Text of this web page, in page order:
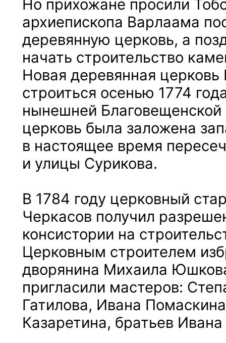
Но прихожане просили
архиепископа Варлаама
деревянную церковь, а
начать строительство
Новая деревянная
строиться осенью 1774
нынешней
церковь была заложена
в настоящее время
и улицы Сурикова.
В 1784 году церковный
Черкасов получил
консистории на
Церковным строителем
дворянина Михаила
пригласили мастеров:
Гатилова, Ивана
Казаретина, братьев